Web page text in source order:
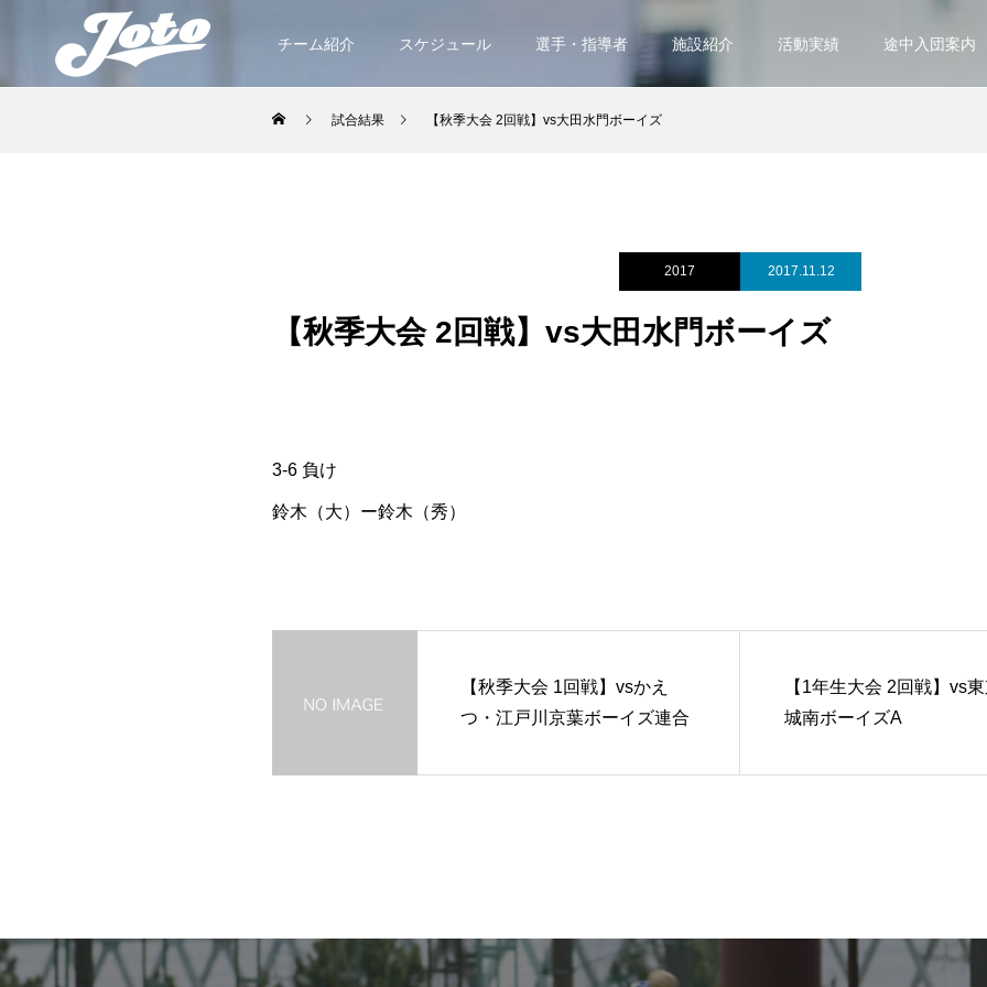
チーム紹介 スケジュール 選手・指導者 施設紹介 活動実績 途中入団案内
試合結果 【秋季大会 2回戦】vs大田水門ボーイズ
2017 2017.11.12
【秋季大会 2回戦】vs大田水門ボーイズ
3-6 負け
鈴木（大）ー鈴木（秀）
【秋季大会 1回戦】vsかえ
つ・江戸川京葉ボーイズ連合
【1年生大会 2回戦】vs
城南ボーイズA